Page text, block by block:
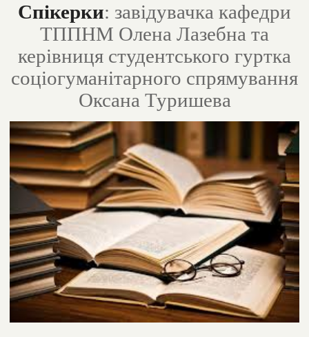
Спікерки: завідувачка кафедри
ТППНМ Олена Лазебна та
керівниця студентського гуртка
соціогуманітарного спрямування
Оксана Туришева